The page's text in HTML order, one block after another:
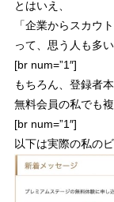
とはいえ、
「企業からスカウ
って、思う人も多
[br num=”1″]
もちろん、登録者
無料会員の私でも
[br num=”1″]
以下は実際の私の